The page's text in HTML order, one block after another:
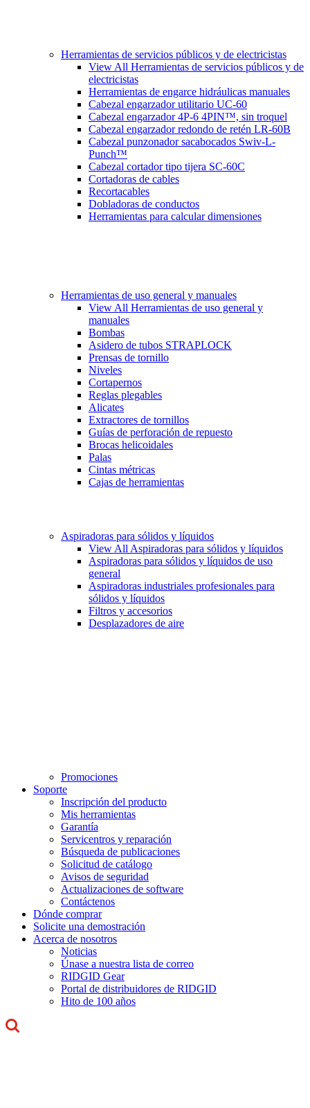
Herramientas de servicios públicos y de electricistas
View All Herramientas de servicios públicos y de
electricistas
Herramientas de engarce hidráulicas manuales
Cabezal engarzador utilitario UC-60
Cabezal engarzador 4P-6 4PIN™, sin troquel
Cabezal engarzador redondo de retén LR-60B
Cabezal punzonador sacabocados Swiv-L-
Punch™
Cabezal cortador tipo tijera SC-60C
Cortadoras de cables
Recortacables
Dobladoras de conductos
Herramientas para calcular dimensiones
Herramientas de uso general y manuales
View All Herramientas de uso general y
manuales
Bombas
Asidero de tubos STRAPLOCK
Prensas de tornillo
Niveles
Cortapernos
Reglas plegables
Alicates
Extractores de tornillos
Guías de perforación de repuesto
Brocas helicoidales
Palas
Cintas métricas
Cajas de herramientas
Aspiradoras para sólidos y líquidos
View All Aspiradoras para sólidos y líquidos
Aspiradoras para sólidos y líquidos de uso
general
Aspiradoras industriales profesionales para
sólidos y líquidos
Filtros y accesorios
Desplazadores de aire
Promociones
Soporte
Inscripción del producto
Mis herramientas
Garantía
Servicentros y reparación
Búsqueda de publicaciones
Solicitud de catálogo
Avisos de seguridad
Actualizaciones de software
Contáctenos
Dónde comprar
Solicite una demostración
Acerca de nosotros
Noticias
Únase a nuestra lista de correo
RIDGID Gear
Portal de distribuidores de RIDGID
Hito de 100 años